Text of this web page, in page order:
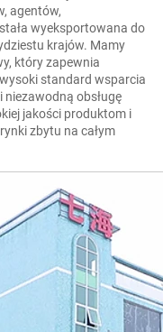
agentów,
wyeksportowana do
krajów. Mamy
który zapewnia
standard wsparcia
obsługę
jakości produktom i
zbytu na całym